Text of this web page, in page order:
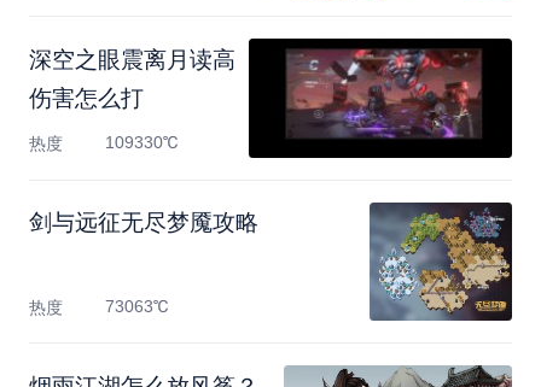
深空之眼震离月读高
伤害怎么打
热度 109330℃
剑与远征无尽梦魇攻略
热度 73063℃